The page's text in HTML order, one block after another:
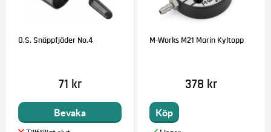
O.S. Snäppfjäder No.4
71 kr
Bevaka
M-Works M21 Marin Kyltopp
378 kr
Köp